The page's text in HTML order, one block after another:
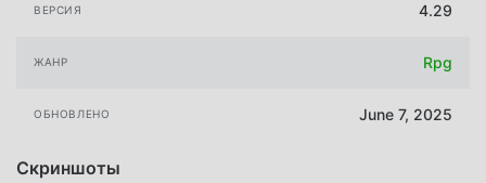
ВЕРСИЯ 4.29
ЖАНР Rpg
ОБНОВЛЕНО June 7, 2025
Скриншоты